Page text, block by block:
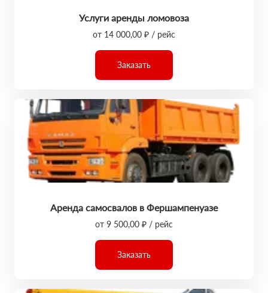
Услуги аренды ломовоза
от 14 000,00 ₽ / рейс
Заказать
Аренда самосвалов в Фершампенуазе
от 9 500,00 ₽ / рейс
Заказать